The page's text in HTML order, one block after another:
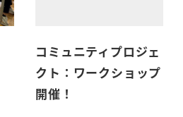
コミュニティプロジェ
クト：ワークショップ
開催！